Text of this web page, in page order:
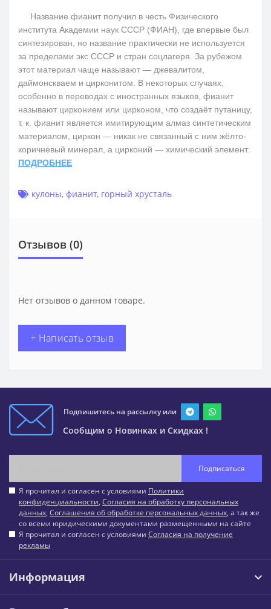
Название фианит получил в честь Физического
института Академии наук СССР (ФИАН), где впервые был
синтезирован, но название практически не используется
за пределами экс СССР и стран соцлагеря. За рубежом
этот материал чаще называют — джевалитом,
даймонскваем и цирконитом. В некоторых случаях,
особенно в переводах с иностранных языков, фианит
называют цирконием или цирконом, что создаёт путаницу,
т. к. фианит является имитирующим алмаз синтетическим
материалом, циркон — никак не связанный с ним жёлто-
коричневый минерал, а цирконий — химический элемент.
ПОДРОБНЕЕ
кулоны, фианит, горный хрусталь
Отзывов (0)
Нет отзывов о данном товаре.
+ Написать отзыв
Подпишитесь на рассылку или
Сообщим о Новинках и Скидках !
Подписаться
Я прочитал и согласен с условиями Политики
конфиденциальности, Согласия на обработку персональных
данных, Соглашения об обработке персональных данных, а так же
со всеми юридическими документами размещенными на сайте
Я прочитал и согласен с условиями Согласия на получение
рекламы
Информация